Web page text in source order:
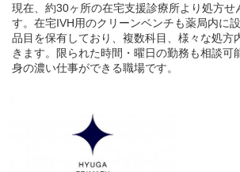
現在、約30ヶ所の在宅支援診療所より処方せ
す。在宅IVH用のクリーンベンチも薬局内に
品目を保有しており、複数科目、様々な処方
きます。限られた時間・曜日の勤務も相談可
身の濃い仕事ができる職場です。